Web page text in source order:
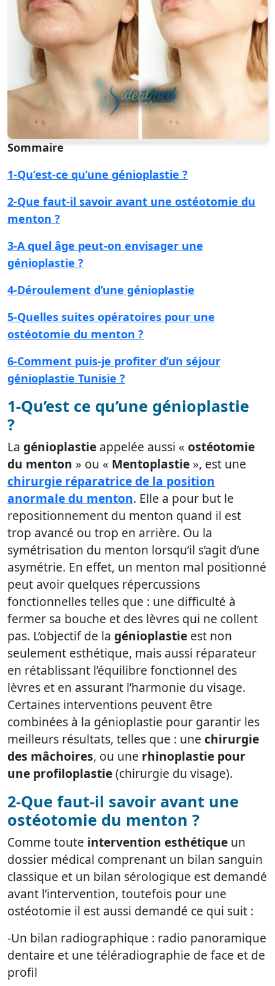
Sommaire
1-Qu’est-ce qu’une génioplastie ?
2-Que faut-il savoir avant une ostéotomie du
menton ?
3-A quel âge peut-on envisager une
génioplastie ?
4-Déroulement d’une génioplastie
5-Quelles suites opératoires pour une
ostéotomie du menton ?
6-Comment puis-je profiter d’un séjour
génioplastie Tunisie ?
1-Qu’est ce qu’une génioplastie
?
La génioplastie appelée aussi « ostéotomie
du menton » ou « Mentoplastie », est une
chirurgie réparatrice de la position
anormale du menton. Elle a pour but le
repositionnement du menton quand il est
trop avancé ou trop en arrière. Ou la
symétrisation du menton lorsqu’il s’agit d’une
asymétrie. En effet, un menton mal positionné
peut avoir quelques répercussions
fonctionnelles telles que : une difficulté à
fermer sa bouche et des lèvres qui ne collent
pas. L’objectif de la génioplastie est non
seulement esthétique, mais aussi réparateur
en rétablissant l’équilibre fonctionnel des
lèvres et en assurant l’harmonie du visage.
Certaines interventions peuvent être
combinées à la génioplastie pour garantir les
meilleurs résultats, telles que : une chirurgie
des mâchoires, ou une rhinoplastie pour
une profiloplastie(chirurgie du visage).
2-Que faut-il savoir avant une
ostéotomie du menton ?
Comme toute intervention esthétique un
dossier médical comprenant un bilan sanguin
classique et un bilan sérologique est demandé
avant l’intervention, toutefois pour une
ostéotomie il est aussi demandé ce qui suit :
-Un bilan radiographique : radio panoramique
dentaire et une téléradiographie de face et de
profil